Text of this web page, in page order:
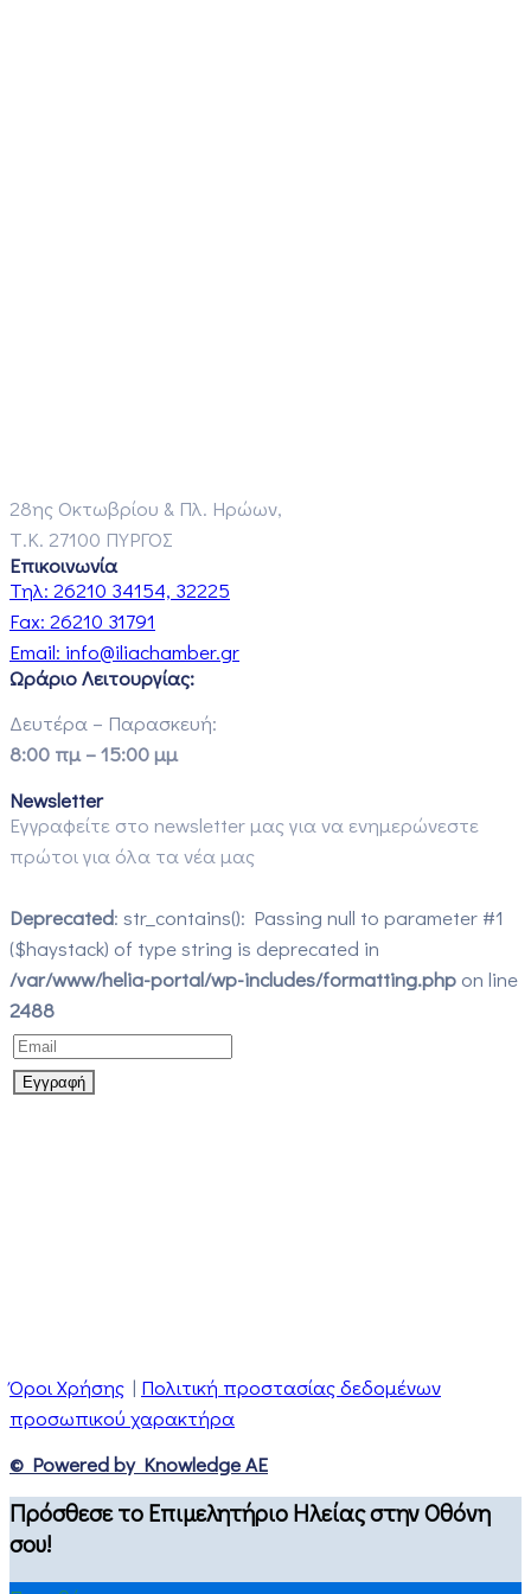
28ης Οκτωβρίου & Πλ. Ηρώων,
Τ.Κ. 27100 ΠΥΡΓΟΣ
Επικοινωνία
Τηλ: 26210 34154, 32225
Fax: 26210 31791
Email: info@iliachamber.gr
Ωράριο Λειτουργίας:
Δευτέρα – Παρασκευή:
8:00 πμ – 15:00 μμ
Newsletter
Εγγραφείτε στο newsletter μας για να ενημερώνεστε
πρώτοι για όλα τα νέα μας
Deprecated: str_contains(): Passing null to parameter #1
($haystack) of type string is deprecated in
/var/www/helia-portal/wp-includes/formatting.php on line
2488
Όροι Χρήσης | Πολιτική προστασίας δεδομένων
προσωπικού χαρακτήρα
© Powered by Knowledge AE
Πρόσθεσε το Επιμελητήριο Ηλείας στην Οθόνη
σου!